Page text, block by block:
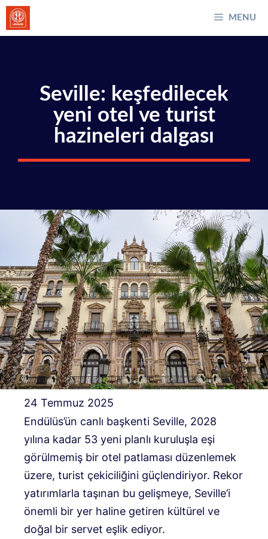
İçeriğe
atla
MENU
Seville: keşfedilecek
yeni otel ve turist
hazineleri dalgası
24 Temmuz 2025
Endülüs’ün canlı başkenti Seville, 2028
yılına kadar 53 yeni planlı kuruluşla eşi
görülmemiş bir otel patlaması düzenlemek
üzere, turist çekiciliğini güçlendiriyor. Rekor
yatırımlarla taşınan bu gelişmeye, Seville’i
önemli bir yer haline getiren kültürel ve
doğal bir servet eşlik ediyor.